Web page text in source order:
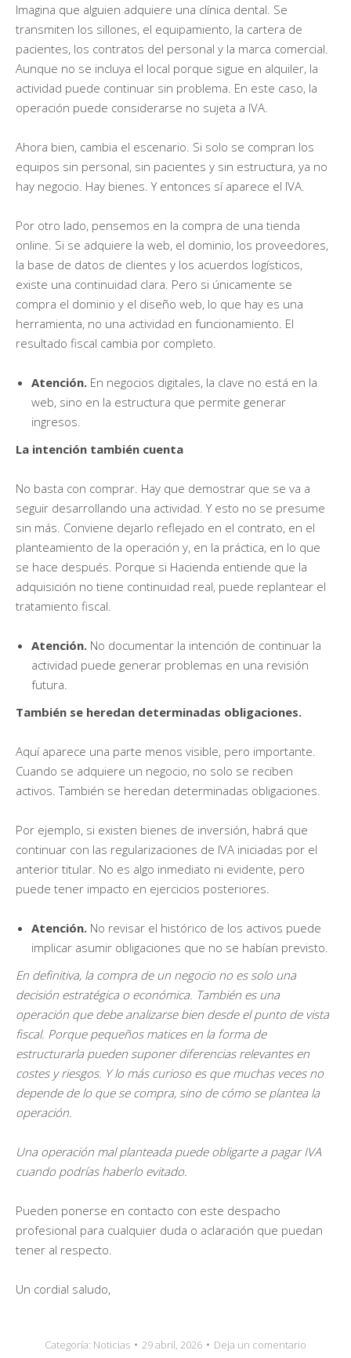
Imagina que alguien adquiere una clínica dental. Se
transmiten los sillones, el equipamiento, la cartera de
pacientes, los contratos del personal y la marca comercial.
Aunque no se incluya el local porque sigue en alquiler, la
actividad puede continuar sin problema. En este caso, la
operación puede considerarse no sujeta a IVA.
Ahora bien, cambia el escenario. Si solo se compran los
equipos sin personal, sin pacientes y sin estructura, ya no
hay negocio. Hay bienes. Y entonces sí aparece el IVA.
Por otro lado, pensemos en la compra de una tienda
online. Si se adquiere la web, el dominio, los proveedores,
la base de datos de clientes y los acuerdos logísticos,
existe una continuidad clara. Pero si únicamente se
compra el dominio y el diseño web, lo que hay es una
herramienta, no una actividad en funcionamiento. El
resultado fiscal cambia por completo.
Atención. En negocios digitales, la clave no está en la
web, sino en la estructura que permite generar
ingresos.
La intención también cuenta
No basta con comprar. Hay que demostrar que se va a
seguir desarrollando una actividad. Y esto no se presume
sin más. Conviene dejarlo reflejado en el contrato, en el
planteamiento de la operación y, en la práctica, en lo que
se hace después. Porque si Hacienda entiende que la
adquisición no tiene continuidad real, puede replantear el
tratamiento fiscal.
Atención. No documentar la intención de continuar la
actividad puede generar problemas en una revisión
futura.
También se heredan determinadas obligaciones.
Aquí aparece una parte menos visible, pero importante.
Cuando se adquiere un negocio, no solo se reciben
activos. También se heredan determinadas obligaciones.
Por ejemplo, si existen bienes de inversión, habrá que
continuar con las regularizaciones de IVA iniciadas por el
anterior titular. No es algo inmediato ni evidente, pero
puede tener impacto en ejercicios posteriores.
Atención. No revisar el histórico de los activos puede
implicar asumir obligaciones que no se habían previsto.
En definitiva, la compra de un negocio no es solo una
decisión estratégica o económica. También es una
operación que debe analizarse bien desde el punto de vista
fiscal. Porque pequeños matices en la forma de
estructurarla pueden suponer diferencias relevantes en
costes y riesgos. Y lo más curioso es que muchas veces no
depende de lo que se compra, sino de cómo se plantea la
operación.
Una operación mal planteada puede obligarte a pagar IVA
cuando podrías haberlo evitado.
Pueden ponerse en contacto con este despacho
profesional para cualquier duda o aclaración que puedan
tener al respecto.
Un cordial saludo,
Categoría: Noticias 29 abril, 2026 Deja un comentario